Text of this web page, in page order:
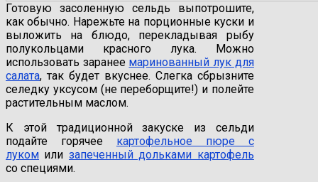
Готовую засоленную сельдь выпотрошите,
как обычно. Нарежьте на порционные куски и
выложить на блюдо, перекладывая рыбу
полукольцами красного лука. Можно
использовать заранее маринованный лук для
салата, так будет вкуснее. Слегка сбрызните
селедку уксусом (не переборщите!) и полейте
растительным маслом.
К этой традиционной закуске из сельди
подайте горячее картофельное пюре с
луком или запеченный дольками картофель
со специями.